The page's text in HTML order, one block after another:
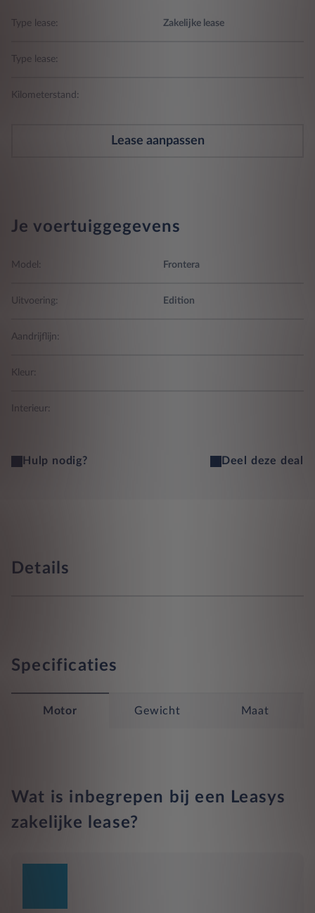
Type lease: Zakelijke lease
Type lease:
Kilometerstand:
Lease aanpassen
Je voertuiggegevens
Model: Frontera
Uitvoering: Edition
Aandrijflijn:
Kleur:
Interieur:
Hulp nodig? Deel deze deal
Details
Specificaties
Motor Gewicht Maat
Wat is inbegrepen bij een Leasys
zakelijke lease?